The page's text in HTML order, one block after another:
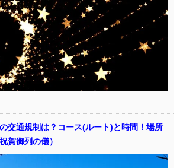
交通規制は？コース(ルート)と時間！場所
賀御列の儀）